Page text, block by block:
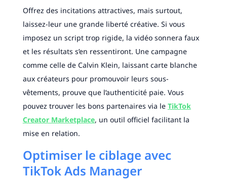
Offrez des incitations attractives, mais surtout,
laissez-leur une grande liberté créative. Si vous
imposez un script trop rigide, la vidéo sonnera faux
et les résultats s’en ressentiront. Une campagne
comme celle de Calvin Klein, laissant carte blanche
aux créateurs pour promouvoir leurs sous-
vêtements, prouve que l’authenticité paie. Vous
pouvez trouver les bons partenaires via le TikTok
Creator Marketplace, un outil officiel facilitant la
mise en relation.
Optimiser le ciblage avec
TikTok Ads Manager